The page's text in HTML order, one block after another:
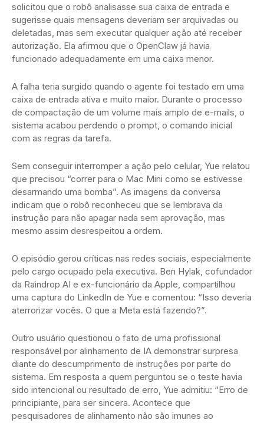
solicitou que o robô analisasse sua caixa de entrada e
sugerisse quais mensagens deveriam ser arquivadas ou
deletadas, mas sem executar qualquer ação até receber
autorização. Ela afirmou que o OpenClaw já havia
funcionado adequadamente em uma caixa menor.
A falha teria surgido quando o agente foi testado em uma
caixa de entrada ativa e muito maior. Durante o processo
de compactação de um volume mais amplo de e-mails, o
sistema acabou perdendo o prompt, o comando inicial
com as regras da tarefa.
Sem conseguir interromper a ação pelo celular, Yue relatou
que precisou “correr para o Mac Mini como se estivesse
desarmando uma bomba”. As imagens da conversa
indicam que o robô reconheceu que se lembrava da
instrução para não apagar nada sem aprovação, mas
mesmo assim desrespeitou a ordem.
O episódio gerou críticas nas redes sociais, especialmente
pelo cargo ocupado pela executiva. Ben Hylak, cofundador
da Raindrop AI e ex-funcionário da Apple, compartilhou
uma captura do LinkedIn de Yue e comentou: “Isso deveria
aterrorizar vocês. O que a Meta está fazendo?”.
Outro usuário questionou o fato de uma profissional
responsável por alinhamento de IA demonstrar surpresa
diante do descumprimento de instruções por parte do
sistema. Em resposta a quem perguntou se o teste havia
sido intencional ou resultado de erro, Yue admitiu: “Erro de
principiante, para ser sincera. Acontece que
pesquisadores de alinhamento não são imunes ao